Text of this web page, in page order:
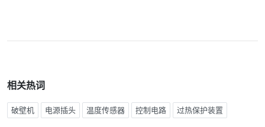
相关热词
破壁机 电源插头 温度传感器 控制电路 过热保护装置